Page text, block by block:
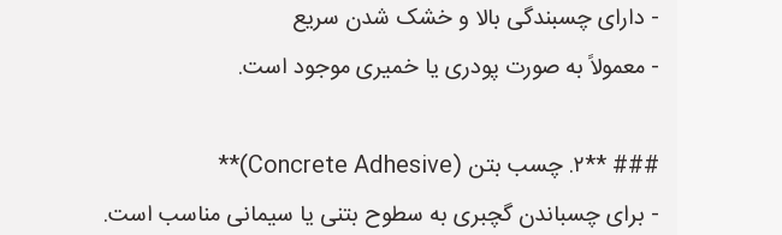
- دارای چسبندگی بالا و خشک شدن سریع
- معمولاً به صورت پودری یا خمیری موجود است.
### **۲. چسب بتن (Concrete Adhesive)**
- برای چسباندن گچبری به سطوح بتنی یا سیمانی مناسب است.